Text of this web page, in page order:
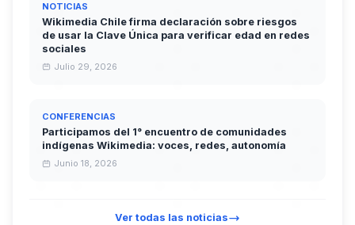
NOTICIAS
Wikimedia Chile firma declaración sobre riesgos
de usar la Clave Única para verificar edad en redes
sociales
Julio 29, 2026
CONFERENCIAS
Participamos del 1° encuentro de comunidades
indígenas Wikimedia: voces, redes, autonomía
Junio 18, 2026
Ver todas las noticias